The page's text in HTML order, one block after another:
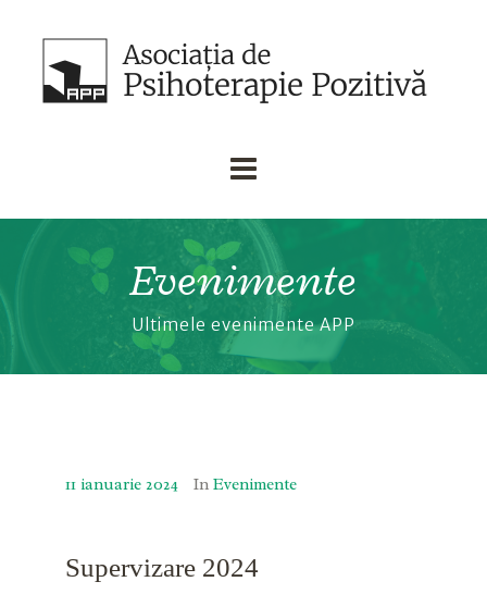
Evenimente
Ultimele evenimente APP
11 ianuarie 2024 In Evenimente
Supervizare 2024